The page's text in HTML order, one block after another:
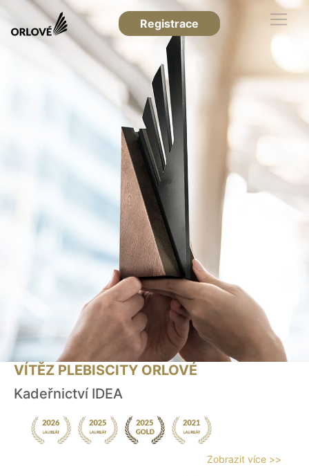
Registrace
VÍTĚZ PLEBISCITY ORLOVÉ
Kadeřnictví IDEA
Zobrazit více >>